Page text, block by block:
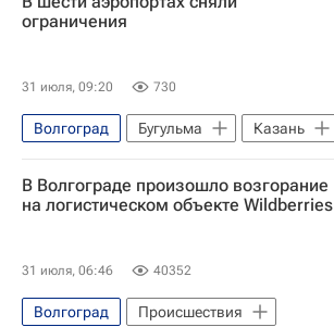
Вооруженные силы Украины
ограничения
31 июля, 09:20 730
Волгоград Бугульма
Казань
Безопасность
В Волгограде произошло возгорание
на логистическом объекте Wildberries
31 июля, 06:46 40352
Волгоград
Происшествия